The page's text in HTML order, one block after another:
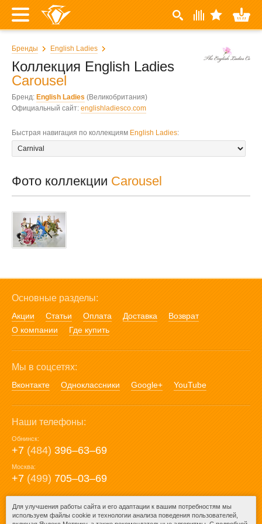
Бренды English Ladies
Коллекция English Ladies
Carousel
Бренд: English Ladies (Великобритания)
Официальный сайт: englishladiesco.com
Быстрая навигация по коллекциям English Ladies:
Фото коллекции Carousel
Основные разделы:
Акции Статьи Оплата Доставка
Возврат
О компании
Где купить
Мы в соцсетях:
Вконтакте Одноклассники Google+ YouTube
Наши телефоны:
Обнинск:
+7 (484) 396‒63‒69
Москва:
+7 (499) 705‒03‒69
E-mail:
mail@posuda40.ru
Для улучшения работы сайта и его адаптации к вашим потребностям мы
используем файлы cookie и технологии анализа поведения пользователей,